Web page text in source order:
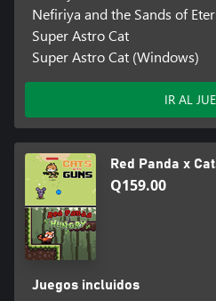
Nefiriya and the Sands of
Super Astro Cat
Super Astro Cat (Windows)
IR AL
Red Panda x
Q159.00
Juegos incluidos